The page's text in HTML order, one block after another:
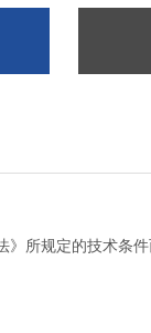
所规定的技术条